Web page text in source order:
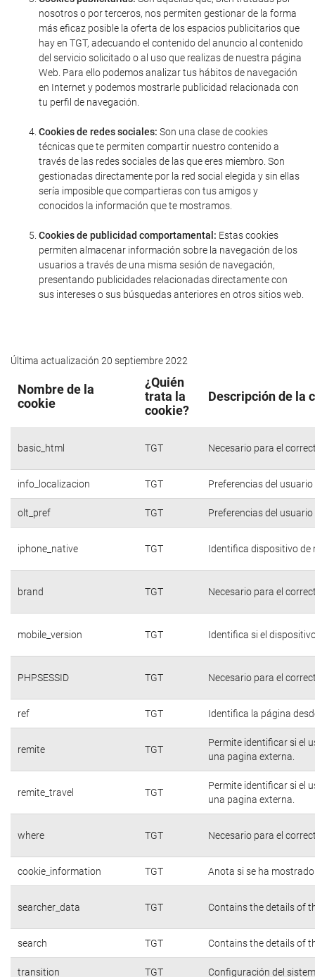
nosotros o por terceros, nos permiten gestionar de la forma
más eficaz posible la oferta de los espacios publicitarios que
hay en TGT, adecuando el contenido del anuncio al contenido
del servicio solicitado o al uso que realizas de nuestra página
Web. Para ello podemos analizar tus hábitos de navegación
en Internet y podemos mostrarle publicidad relacionada con
tu perfil de navegación.
Cookies de redes sociales: Son una clase de cookies
técnicas que te permiten compartir nuestro contenido a
través de las redes sociales de las que eres miembro. Son
gestionadas directamente por la red social elegida y sin ellas
sería imposible que compartieras con tus amigos y
conocidos la información que te mostramos.
Cookies de publicidad comportamental: Estas cookies
permiten almacenar información sobre la navegación de los
usuarios a través de una misma sesión de navegación,
presentando publicidades relacionadas directamente con
sus intereses o sus búsquedas anteriores en otros sitios web.
Última actualización 20 septiembre 2022
Nombre de la
cookie
¿Quién
trata la
cookie?
Descripción de la
basic_html TGT Necesario para el
info_localizacion TGT Preferencias del
olt_pref TGT Preferencias del
iphone_native TGT Identifica dispositivo de
brand TGT Necesario para el
mobile_version TGT Identifica si el
PHPSESSID TGT Necesario para el
ref TGT Identifica la página
remite TGT
Permite identificar si el
una pagina externa.
remite_travel TGT
Permite identificar si el
una pagina externa.
where TGT Necesario para el
cookie_information TGT Anota si se ha
searcher_data TGT Contains the details of
search TGT Contains the details of
transition TGT Configuración del